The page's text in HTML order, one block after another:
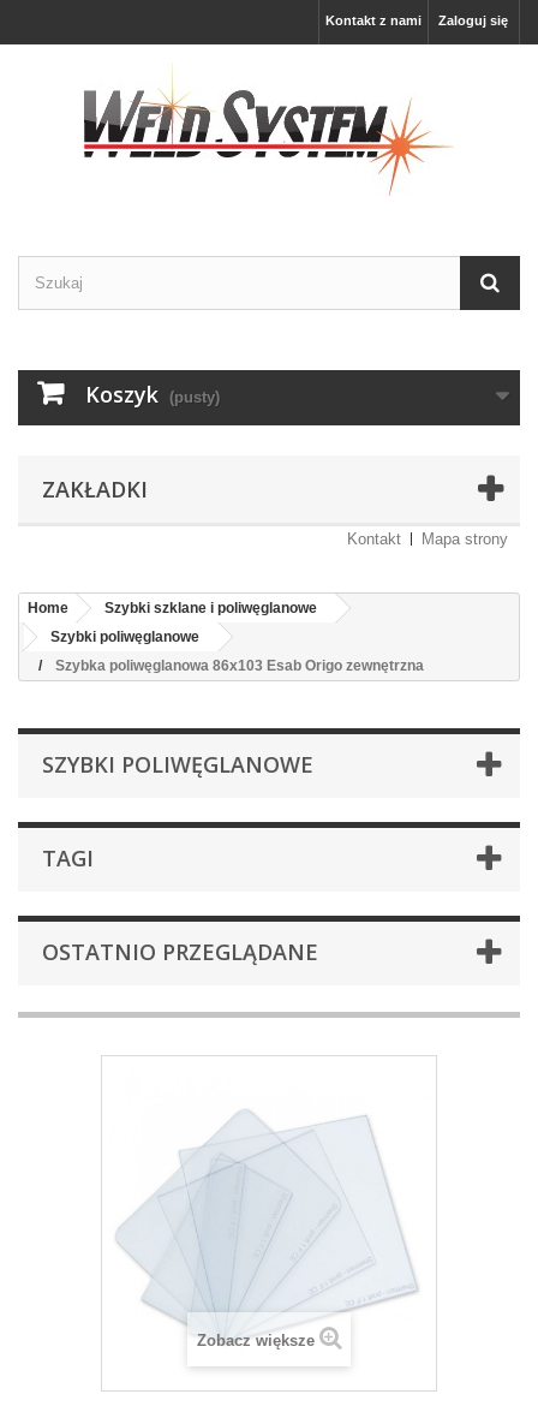
Zaloguj się
Kontakt z nami
Koszyk (pusty)
ZAKŁADKI
Kontakt Mapa strony
Home
Szybki szklane i poliwęglanowe
Szybki poliwęglanowe
Szybka poliwęglanowa 86x103 Esab Origo zewnętrzna
SZYBKI POLIWĘGLANOWE
TAGI
OSTATNIO PRZEGLĄDANE
Zobacz większe